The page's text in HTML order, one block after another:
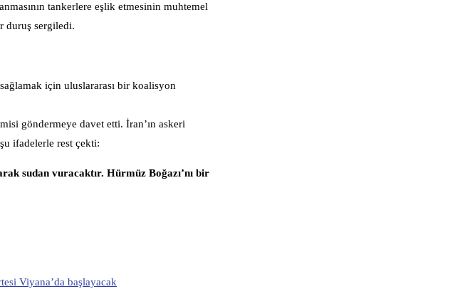
tankerlere eşlik etmesinin muhtemel
duruş sergiledi.
için uluslararası bir koalisyon
göndermeye davet etti. İran’ın askeri
ifadelerle rest çekti:
sudan vuracaktır. Hürmüz Boğazı’nı bir
Viyana’da başlayacak